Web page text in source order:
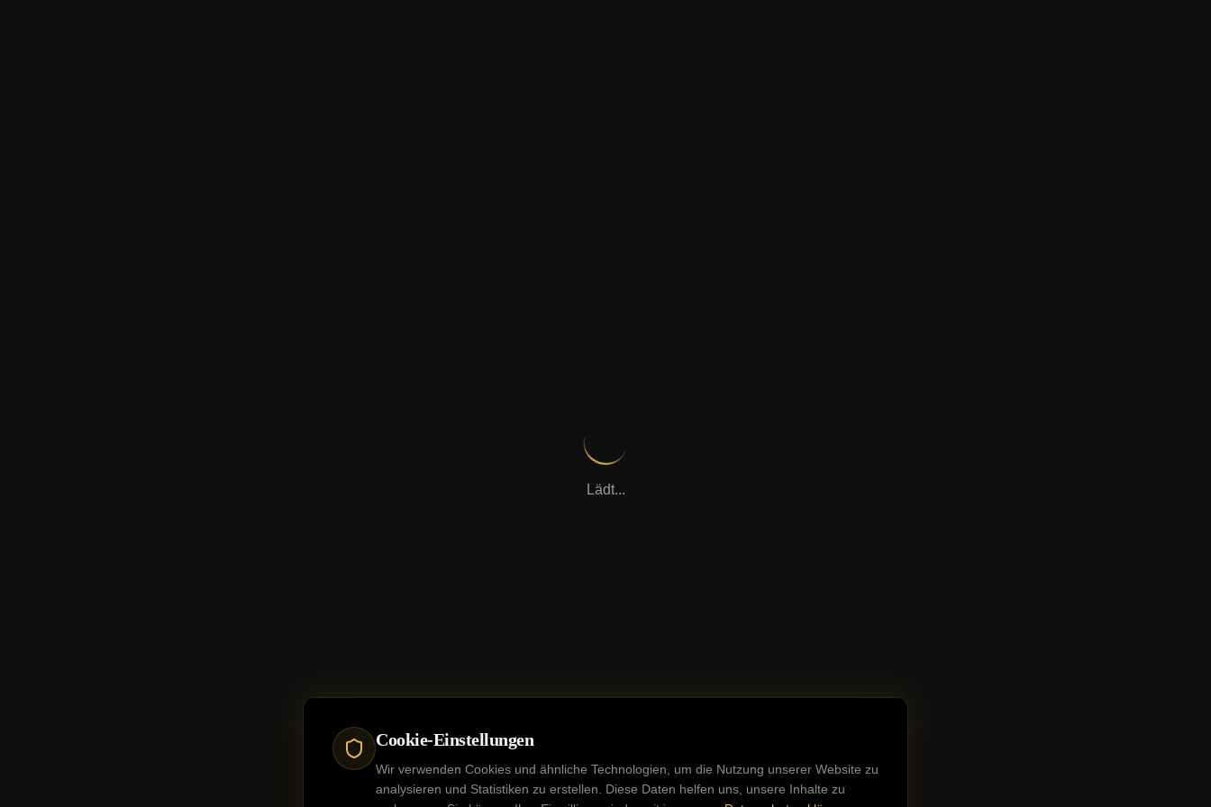
Cookie-Einstellungen
Wir verwenden Cookies und ähnliche Technologien, um die Nutzung unserer Website zu
analysieren und Statistiken zu erstellen. Diese Daten helfen uns, unsere Inhalte zu
Lädt...